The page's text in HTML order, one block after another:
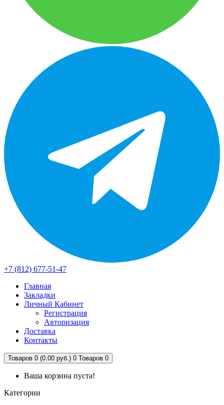
+7 (812) 677-51-47
Главная
Закладки
Личный Кабинет
Регистрация
Авторизация
Доставка
Контакты
Товаров 0 (0.00 руб.) 0 Товаров 0
Ваша корзина пуста!
Категории